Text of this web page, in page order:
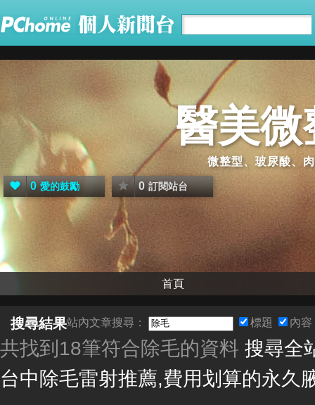
醫美微
微整型、玻尿酸、
0 愛的鼓勵 0 訂閱站台
首頁
搜尋結果站內文章搜尋： 標題 內容
共找到18筆符合除毛的資料 搜尋全
台中除毛雷射推薦,費用划算的永久